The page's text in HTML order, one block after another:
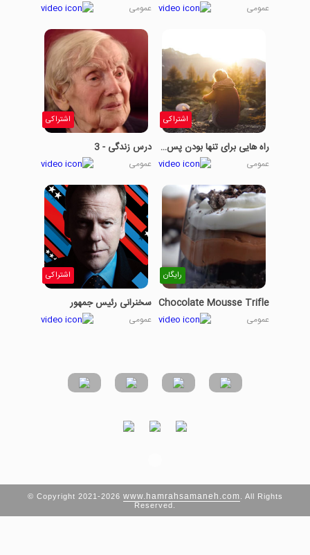
عمومی عمومی
اشتراکی
راه هایی برای تنها بودن پس از دل شکستگی
عمومی
اشتراکی
درس زندگی - 3
عمومی
رایگان
Chocolate Mousse Trifle
عمومی
اشتراکی
سخنرانی رئیس جمهور
عمومی
© Copyright 2021-2026 www.hamrahsamaneh.com
. All Rights
Reserved.